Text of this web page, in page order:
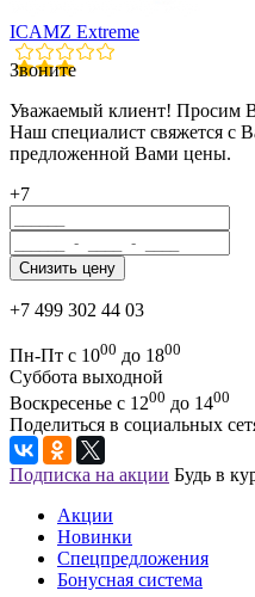
ICAMZ Extreme
Звоните
Уважаемый клиент! Просим
Наш специалист свяжется с
предложенной Вами цены.
+7
+7 499 302 44 03
Пн-Пт с 1000 до 1800
Суббота выходной
Воскресенье с 1200 до 1400
Поделиться в социальных
Подписка на акции Будь в
Акции
Новинки
Спецпредложения
Бонусная система